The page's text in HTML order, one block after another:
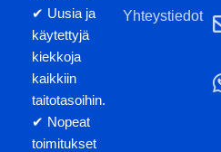
✔ Uusia ja
käytettyjä
kiekkoja
kaikkiin
taitotasoihin.
✔ Nopeat
toimitukset
Yhteystiedot